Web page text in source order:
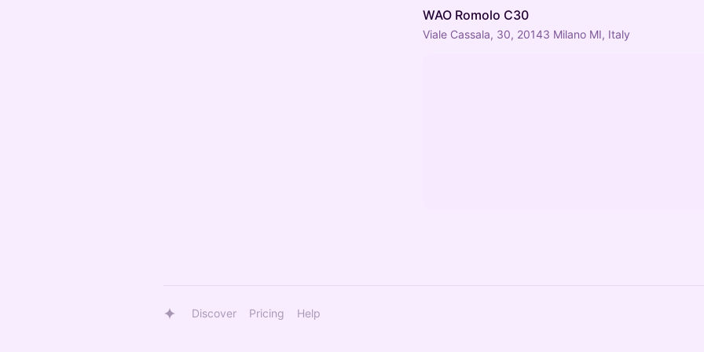
WAO Romolo C30
Viale Cassala, 30, 20143 Milano MI, Italy
Discover Pricing Help